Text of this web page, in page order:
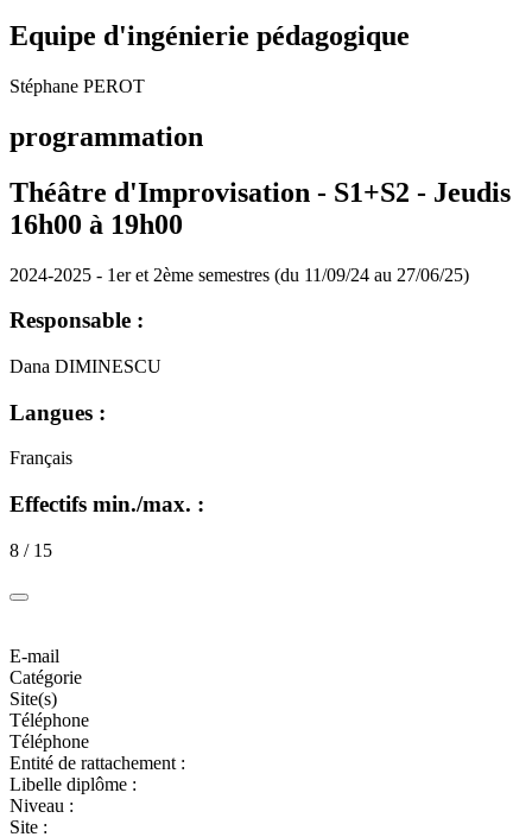
Equipe d'ingénierie pédagogique
Stéphane PEROT
programmation
Théâtre d'Improvisation - S1+S2 - Jeudis
16h00 à 19h00
2024-2025 - 1er et 2ème semestres (du 11/09/24 au 27/06/25)
Responsable :
Dana DIMINESCU
Langues :
Français
Effectifs min./max. :
8 / 15
E-mail
Catégorie
Site(s)
Téléphone
Téléphone
Entité de rattachement :
Libelle diplôme :
Niveau :
Site :